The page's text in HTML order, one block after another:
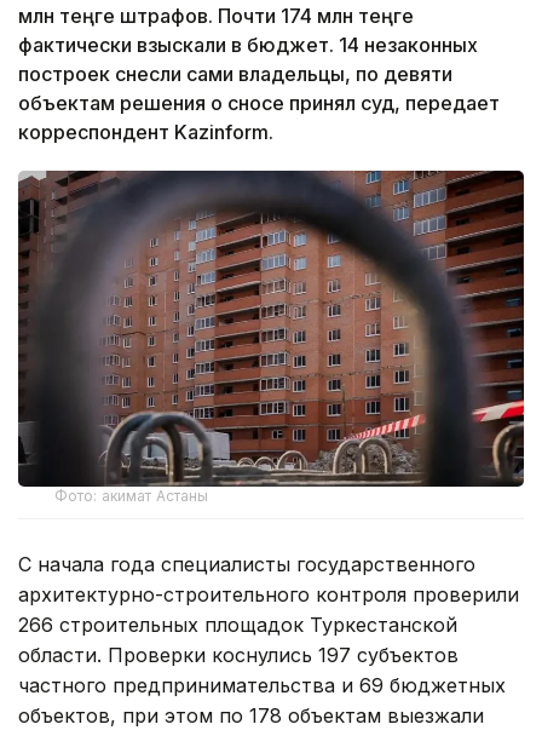
млн теңге штрафов. Почти 174 млн теңге
фактически взыскали в бюджет. 14 незаконных
построек снесли сами владельцы, по девяти
объектам решения о сносе принял суд, передает
корреспондент Kazinform.
Фото: акимат Астаны
С начала года специалисты государственного
архитектурно-строительного контроля проверили
266 строительных площадок Туркестанской
области. Проверки коснулись 197 субъектов
частного предпринимательства и 69 бюджетных
объектов, при этом по 178 объектам выезжали